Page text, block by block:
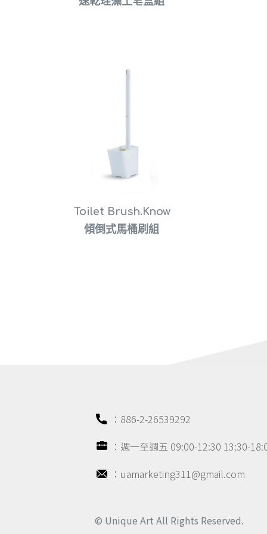
Toilet Brush.Know
傾倒式馬桶刷組
：886-2-26539292
：週一至週五 09:00-12:30 13:30-
：uamarketing311@gmail.com
© Unique Art All Rights Reserved.